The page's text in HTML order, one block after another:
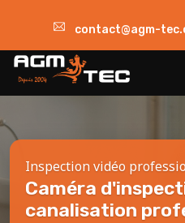
contact@agm-
Inspection vidéo
Caméra
canalisation